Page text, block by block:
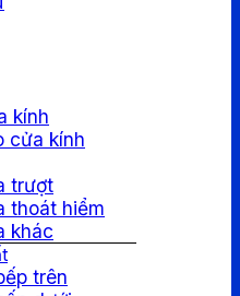
kính
cửa kính
trượt
thoát hiểm
khác
trên